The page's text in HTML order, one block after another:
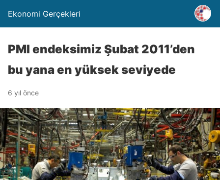
Ekonomi Gerçekleri
PMI endeksimiz Şubat 2011’den
bu yana en yüksek seviyede
6 yıl önce